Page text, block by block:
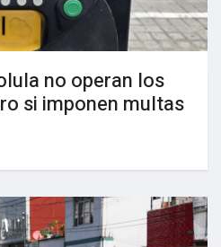
no operan los
si imponen multas